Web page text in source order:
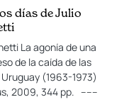
días de Julio
La agonía de una
de la caída de las
(1963-1973)
2009, 344 pp. –––